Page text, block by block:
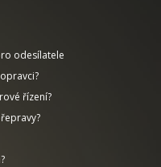
odesílatele
řízení?